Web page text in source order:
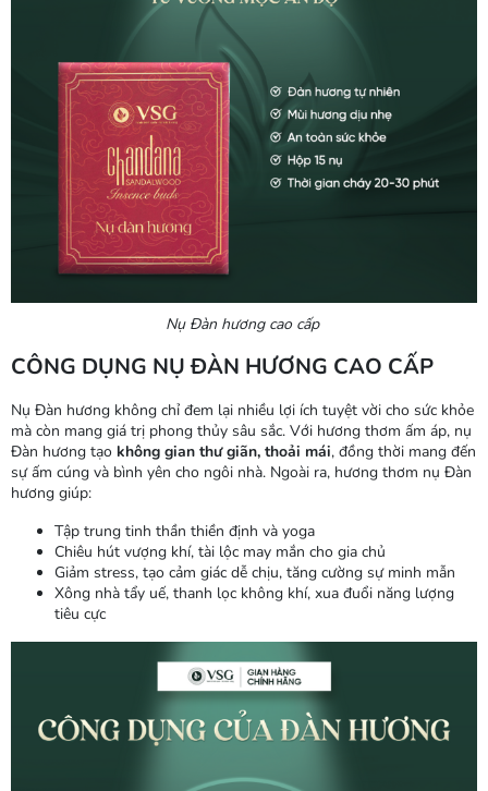
Nụ Đàn hương cao cấp
CÔNG DỤNG NỤ ĐÀN HƯƠNG CAO CẤP
Nụ Đàn hương không chỉ đem lại nhiều lợi ích tuyệt vời cho sức khỏe
mà còn mang giá trị phong thủy sâu sắc. Với hương thơm ấm áp, nụ
Đàn hương tạo không gian thư giãn, thoải mái, đồng thời mang đến
sự ấm cúng và bình yên cho ngôi nhà. Ngoài ra, hương thơm nụ Đàn
hương giúp:
Tập trung tinh thần thiền định và yoga
Chiêu hút vượng khí, tài lộc may mắn cho gia chủ
Giảm stress, tạo cảm giác dễ chịu, tăng cường sự minh mẫn
Xông nhà tẩy uế, thanh lọc không khí, xua đuổi năng lượng
tiêu cực